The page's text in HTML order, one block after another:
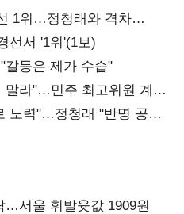
1위…정청래와 격차
선서 '1위'(1보)
등은 제가 수습"
말라"…민주 최고위원 계파
노력"…정청래 "반명 공세
…서울 휘발윳값 1909원